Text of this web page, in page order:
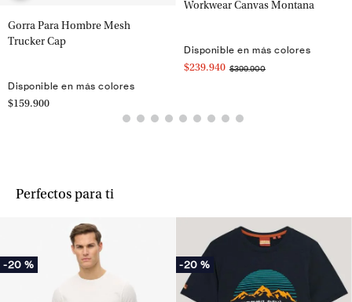
Gorra Para Hombre Mesh
Trucker Cap
Disponible en más colores
$159.900
Workwear Canvas Montana
Disponible en más colores
$239.940 $399.900
Perfectos para ti
-20 % -20 %